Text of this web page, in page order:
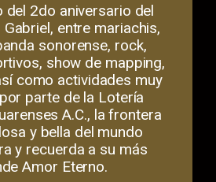
del 2do aniversario del
entre mariachis,
sonorense, rock,
show de mapping,
como actividades muy
parte de la Lotería
A.C., la frontera
y bella del mundo
y recuerda a su más
Amor Eterno.